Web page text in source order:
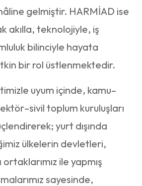
gelmiştir. HARMİAD ise
akılla, teknolojiyle, iş
bilinciyle hayata
bir rol üstlenmektedir.
uyum içinde, kamu–
toplum kuruluşları
yurt dışında
ülkelerin devletleri,
ortaklarımız ile yapmış
sayesinde,